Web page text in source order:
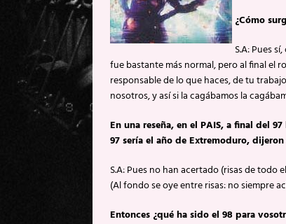
¿Cómo
S.A: Pues
fue bastante más normal, pero al final el
responsable de lo que haces, de tu
nosotros, y así si la cagábamos la
En una reseña, en el PAIS, a final del
97 sería el año de Extremoduro,
S.A: Pues no han acertado (risas de todo
(Al fondo se oye entre risas: no siempre
Entonces ¿qué ha sido el 98 para